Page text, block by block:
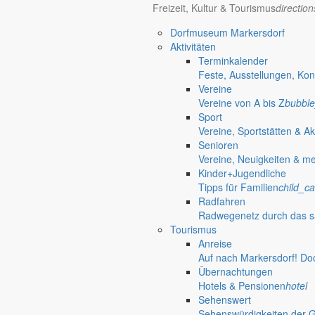
Freizeit, Kultur & Tourismus
Dorfmuseum Markersdorf
Aktivitäten
Terminkalender
Feste, Ausstellungen,
Vereine
Vereine von A bis Z
Sport
Vereine, Sportstätten &
Senioren
Vereine, Neuigkeiten &
Kinder+Jugendliche
Tipps für Familien
Radfahren
Radwegenetz durch das
Tourismus
Anreise
Auf nach Markersdorf!
Übernachtungen
Hotels & Pensionenhotel
Sehenswert
– Versiegelungsgrad niedrig gehalten
– Stellungnahme der Stadt Görlitz, Amt für Stadtentwicklung, vom
– Stellungnahme der Landesdirektion Sachsen, Obere
– Stellungnahme des Umweltamtes vom 06.12.2016
– Stellungnahme des Landesamtes für Umwelt, Landwirtschaft und
– Stellungnahme der Landestalsperrenverwaltung vom 15.12.2016
– Stellungnahme der Lausitzer und Mitteldeutschen Bergbau-
– Geringe und nur temporäre Beeinträchtigung während der Bauphase
– Stellungnahme des Deutschen Wetterdienstes vom 28.11.2016
– Stellungnahme des Umweltamtes vom 06.12.2016
– Stellungnahmen zum Immissionsschutz vom 07.05.2018
– geringe Beeinträchtigung des bereits anthropogen beeinflussten
– Neuanpflanzungen sowie Erhalt landschaftsprägender
– Anpassung der geplanten Ferienhäuser an die Umgebung
– Stellungnahme des Umweltamtes vom 06.12.2016
– Stellungnahme der Naturforschenden Gesellschaft Oberlausitz e. V.